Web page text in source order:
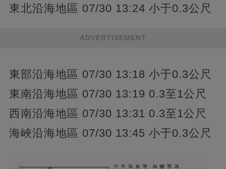
東北沿海地區 07/30 13:24 小于0.3公尺
ADVERTISEMENT
東部沿海地區 07/30 13:18 小于0.3公尺
東南沿海地區 07/30 13:19 0.3至1公尺
西南沿海地區 07/30 13:31 0.3至1公尺
海峽沿海地區 07/30 13:45 小于0.3公尺